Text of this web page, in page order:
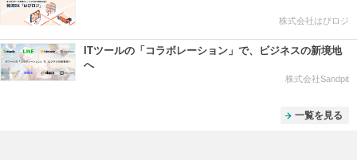
株式会社はぴロジ
ITツールの「コラボレーション」で、ビジネスの新境地
へ
株式会社Sandpit
一覧を見る